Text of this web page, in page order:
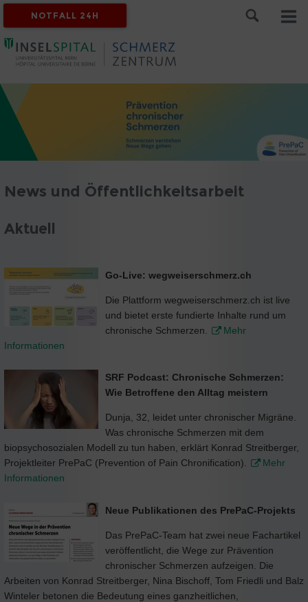
NOTFALL 24H
News und Öffentlichkeitsarbeit
Aktuell
Go-Live: wegweiserschmerz.ch
Die Plattform wegweiserschmerz.ch ist live
und bietet erste fundierte Inhalte rund um
chronische Schmerzen.
Mehr
Informationen
SRF Podcast: Chronische Schmerzen:
Wie Betroffene den Alltag meistern
Dunja, 32, leidet unter chronischer Migräne.
Was chronische Schmerzen mit dem
biopsychosozialen Modell zu tun haben, erklärt Konrad Streitberger,
Projektleiter PrePaC (Prevention of Pain Chronification).
Mehr
Informationen
Neue Publikationen des PrePaC-Projekts
Das PrePaC-Team hat zwei neue Fachartikel
veröffentlicht, die Wege zur Prävention
chronischer Schmerzen aufzeigen. Die
Arbeiten von Konrad Streitberger, Nina Bischoff, Tom Friedli und Balz
Winteler betonen die Bedeutung eines ganzheitlichen,